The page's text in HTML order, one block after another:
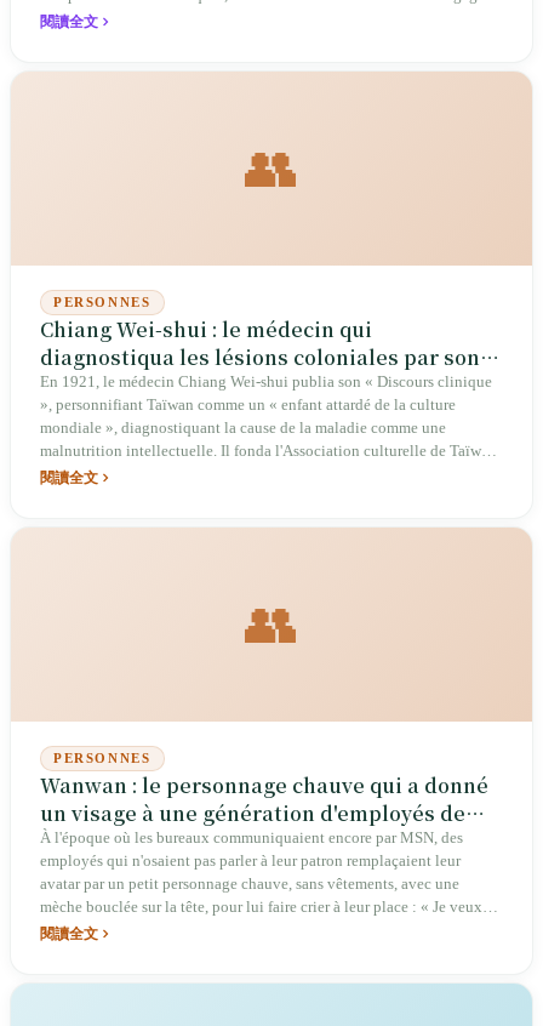
閱讀全文
👥
PERSONNES
Chiang Wei-shui : le médecin qui
diagnostiqua les lésions coloniales par son «
Discours clinique »
En 1921, le médecin Chiang Wei-shui publia son « Discours clinique
», personnifiant Taïwan comme un « enfant attardé de la culture
mondiale », diagnostiquant la cause de la maladie comme une
malnutrition intellectuelle. Il fonda l'Association culturelle de Taïwan
et le premier parti politique légal, le Parti populaire de Taïwan.
閱讀全文
👥
PERSONNES
Wanwan : le personnage chauve qui a donné
un visage à une génération d'employés de
bureau, et Hu Chia-wei, qui l'a fait « devenir
un personnage historique »
À l'époque où les bureaux communiquaient encore par MSN, des
employés qui n'osaient pas parler à leur patron remplaçaient leur
avatar par un petit personnage chauve, sans vêtements, avec une
mèche bouclée sur la tête, pour lui faire crier à leur place : « Je veux
quitter le travail ». Hu Chia-wei, qui l'a dessiné, est passée du poste
閱讀全文